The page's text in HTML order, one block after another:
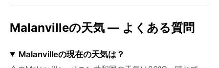
Malanvilleの天気 — よくある質問
Malanvilleの現在の天気は？